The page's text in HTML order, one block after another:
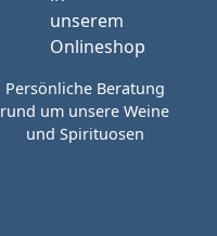
Persönliche Beratung
rund um unsere Weine
und Spirituosen